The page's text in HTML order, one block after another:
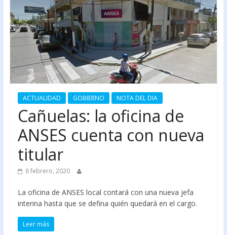
ACTUALIDAD GOBIERNO NOTA DEL DIA
Cañuelas: la oficina de
ANSES cuenta con nueva
titular
6 febrero, 2020
La oficina de ANSES local contará con una nueva jefa
interina hasta que se defina quién quedará en el cargo.
Leer más